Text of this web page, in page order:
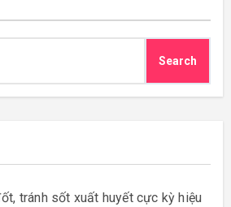
Search
tránh sốt xuất huyết cực kỳ hiệu